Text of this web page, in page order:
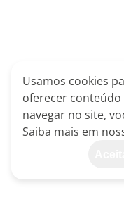
Usamos cookies
oferecer
navegar no site,
Saiba mais em